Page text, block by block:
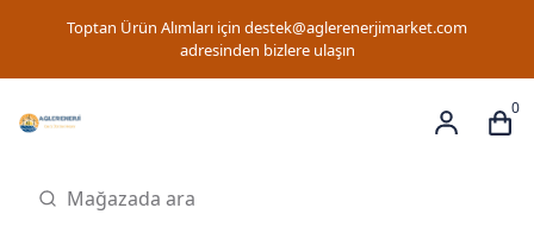
Toptan Ürün Alımları için destek@aglerenerjimarket.com
adresinden bizlere ulaşın
0